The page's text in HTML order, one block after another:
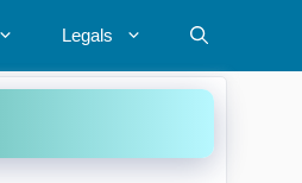
Legals